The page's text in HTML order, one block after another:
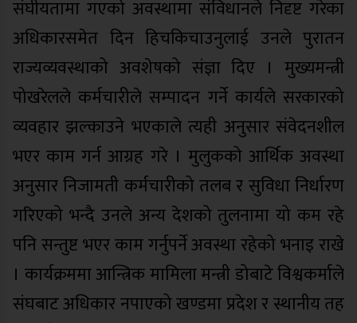
संघीयतामा गएको अवस्थामा संविधानले निदृष्ट गरेका
अधिकारसमेत दिन हिचकिचाउनुलाई उनले पुरातन
राज्यव्यवस्थाको अवशेषको संज्ञा दिए । मुख्यमन्त्री
पोखरेलले कर्मचारीले सम्पादन गर्ने कार्यले सरकारको
व्यवहार झल्काउने भएकाले त्यही अनुसार संवेदनशील
भएर काम गर्न आग्रह गरे । मुलुकको आर्थिक अवस्था
अनुसार निजामती कर्मचारीको तलब र सुविधा निर्धारण
गरिएको भन्दै उनले अन्य देशको तुलनामा यो कम रहे
पनि सन्तुष्ट भएर काम गर्नुपर्ने अवस्था रहेको भनाइ राखे
। कार्यक्रममा आन्त्रिक मामिला मन्त्री डोबाटे विश्वकर्माले
संघबाट अधिकार नपाएको खण्डमा प्रदेश र स्थानीय तह